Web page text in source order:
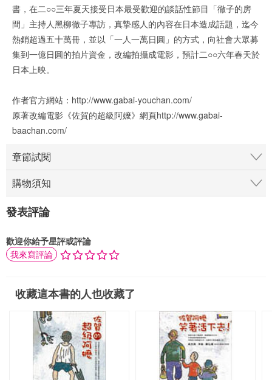
書，在二○○三年夏天接受日本最受歡迎的談話性節目「徹子的房
間」主持人黑柳徹子專訪，真摯感人的內容在日本造成話題，迄今
熱銷超過五十萬冊，並以「一人一萬日圓」的方式，向社會大眾募
集到一億日圓的拍片資金，改編拍攝成電影，預計二○○六年春天於
日本上映。
作者官方網站：http://www.gabai-youchan.com/
原著改編電影《佐賀的超級阿嬤》網頁http://www.gabai-
baachan.com/
章節試閱
購物須知
發表評論
歡迎你給予星評或評論
我來寫評論
收藏這本書的人也收藏了